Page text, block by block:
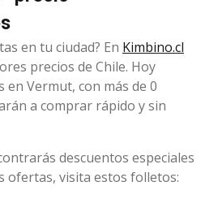
en tu ciudad? En Kimbino.cl
precios de Chile. Hoy
en Vermut, con más de 0
a comprar rápido y sin
descuentos especiales
ofertas, visita estos folletos: